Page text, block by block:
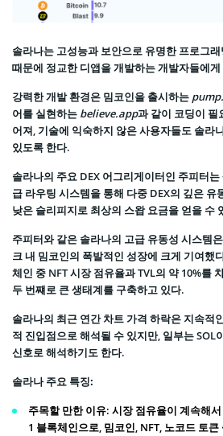
솔라나는 고성능과 보안으로 유명한 프로그
때문에 정교한 디앱을 개발하는 개발자들에
강력한 개발 환경은 밈코인을 출시하는
어를 실현하는 believe.app과 같이 코딩이 필
어져, 기술에 익숙하지 않은 사용자들도 솔라
있도록 한다.
솔라나의 주요 DEX 어그리게이터인 주피터
급 라우팅 시스템을 통해 다중 DEX의 깊은
낮은 슬리피지로 최상의 스왑 요금을 얻을 수
주피터와 같은 솔라나의 고급 유동성 시스템
크 내 밈코인의 폭발적인 성장에 크게 기여했
체인 중 NFT 시장 점유율과 TVL의 약 10%를
두 번쨰로 큰 생태계를 구축하고 있다.
솔라나의 최근 연간 차트 가격 하락은 지속적
적 진입점으로 해석될 수 있지만, 일부는 SOL
신호로 해석하기도 한다.
솔라나 주요 특징:
주목할 만한 이유: 시장 점유율이 계속해
1 블록체인으로, 밈코인, NFT, 노코드 토